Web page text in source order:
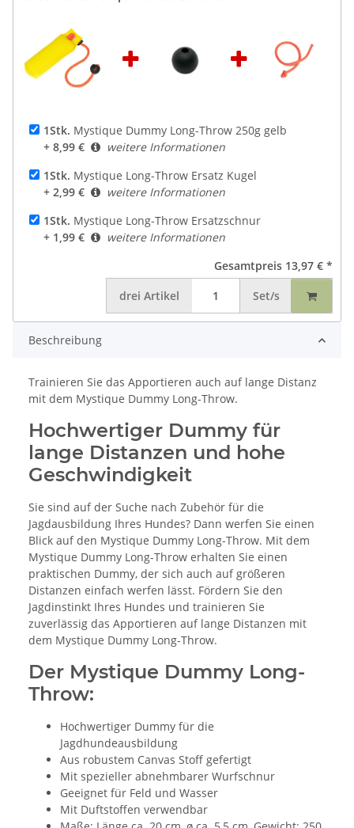
1Stk. Mystique Dummy Long-Throw 250g gelb
+ 8,99 €
weitere Informationen
1Stk. Mystique Long-Throw Ersatz Kugel
+ 2,99 €
weitere Informationen
1Stk. Mystique Long-Throw Ersatzschnur
+ 1,99 €
weitere Informationen
Gesamtpreis 13,97 € *
drei Artikel Set/s
Beschreibung
Trainieren Sie das Apportieren auch auf lange Distanz
mit dem Mystique Dummy Long-Throw.
Hochwertiger Dummy für
lange Distanzen und hohe
Geschwindigkeit
Sie sind auf der Suche nach Zubehör für die
Jagdausbildung Ihres Hundes? Dann werfen Sie einen
Blick auf den Mystique Dummy Long-Throw. Mit dem
Mystique Dummy Long-Throw erhalten Sie einen
praktischen Dummy, der sich auch auf größeren
Distanzen einfach werfen lässt. Fördern Sie den
Jagdinstinkt Ihres Hundes und trainieren Sie
zuverlässig das Apportieren auf lange Distanzen mit
dem Mystique Dummy Long-Throw.
Der Mystique Dummy Long-
Throw:
Hochwertiger Dummy für die
Jagdhundeausbildung
Aus robustem Canvas Stoff gefertigt
Mit spezieller abnehmbarer Wurfschnur
Geeignet für Feld und Wasser
Mit Duftstoffen verwendbar